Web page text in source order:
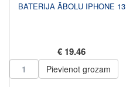
BATERIJA ĀBOLU IPHONE 13
€ 19.46
Pievienot grozam